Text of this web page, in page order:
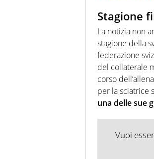
Stagione
La notizia non
stagione della
federazione
del collaterale
corso
per la sciatrice
una delle sue
Vuoi